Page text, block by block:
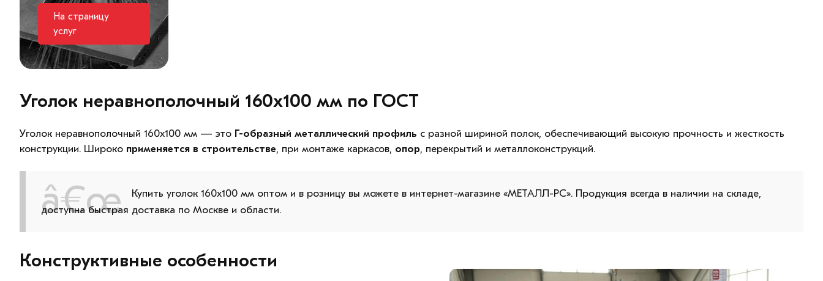
На страницу
услуг
Уголок неравнополочный 160х100 мм по ГОСТ
Уголок неравнополочный 160х100 мм — это Г-образный металлический профиль с разной шириной полок, обеспечивающий высокую прочность и жесткость
конструкции. Широко применяется в строительстве, при монтаже каркасов, опор, перекрытий и металлоконструкций.
Купить уголок 160х100 мм оптом и в розницу вы можете в интернет-магазине «МЕТАЛЛ-РС». Продукция всегда в наличии на складе,
доступна быстрая доставка по Москве и области.
Конструктивные особенности